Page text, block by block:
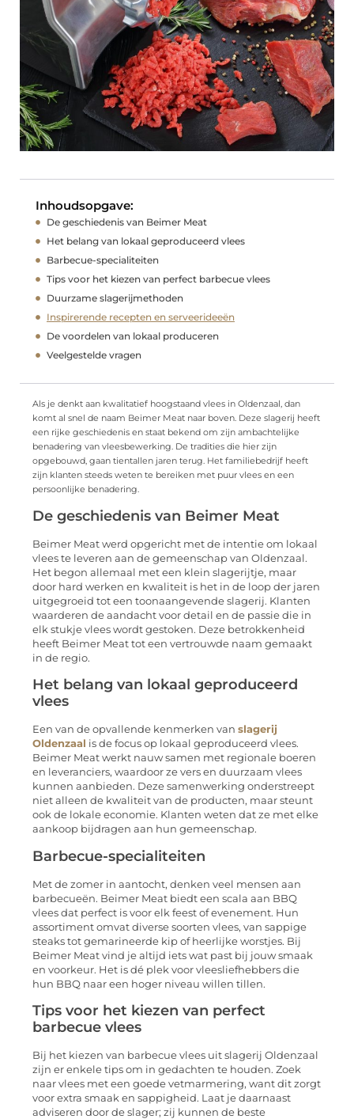
Inhoudsopgave:
De geschiedenis van Beimer Meat
Het belang van lokaal geproduceerd vlees
Barbecue-specialiteiten
Tips voor het kiezen van perfect barbecue vlees
Duurzame slagerijmethoden
Inspirerende recepten en serveerideeën
De voordelen van lokaal produceren
Veelgestelde vragen
Als je denkt aan kwalitatief hoogstaand vlees in Oldenzaal, dan
komt al snel de naam Beimer Meat naar boven. Deze slagerij heeft
een rijke geschiedenis en staat bekend om zijn ambachtelijke
benadering van vleesbewerking. De tradities die hier zijn
opgebouwd, gaan tientallen jaren terug. Het familiebedrijf heeft
zijn klanten steeds weten te bereiken met puur vlees en een
persoonlijke benadering.
De geschiedenis van Beimer Meat
Beimer Meat werd opgericht met de intentie om lokaal
vlees te leveren aan de gemeenschap van Oldenzaal.
Het begon allemaal met een klein slagerijtje, maar
door hard werken en kwaliteit is het in de loop der jaren
uitgegroeid tot een toonaangevende slagerij. Klanten
waarderen de aandacht voor detail en de passie die in
elk stukje vlees wordt gestoken. Deze betrokkenheid
heeft Beimer Meat tot een vertrouwde naam gemaakt
in de regio.
Het belang van lokaal geproduceerd
vlees
Een van de opvallende kenmerken van slagerij
Oldenzaal is de focus op lokaal geproduceerd vlees.
Beimer Meat werkt nauw samen met regionale boeren
en leveranciers, waardoor ze vers en duurzaam vlees
kunnen aanbieden. Deze samenwerking onderstreept
niet alleen de kwaliteit van de producten, maar steunt
ook de lokale economie. Klanten weten dat ze met elke
aankoop bijdragen aan hun gemeenschap.
Barbecue-specialiteiten
Met de zomer in aantocht, denken veel mensen aan
barbecueën. Beimer Meat biedt een scala aan BBQ
vlees dat perfect is voor elk feest of evenement. Hun
assortiment omvat diverse soorten vlees, van sappige
steaks tot gemarineerde kip of heerlijke worstjes. Bij
Beimer Meat vind je altijd iets wat past bij jouw smaak
en voorkeur. Het is dé plek voor vleesliefhebbers die
hun BBQ naar een hoger niveau willen tillen.
Tips voor het kiezen van perfect
barbecue vlees
Bij het kiezen van barbecue vlees uit slagerij Oldenzaal
zijn er enkele tips om in gedachten te houden. Zoek
naar vlees met een goede vetmarmering, want dit zorgt
voor extra smaak en sappigheid. Laat je daarnaast
adviseren door de slager; zij kunnen de beste